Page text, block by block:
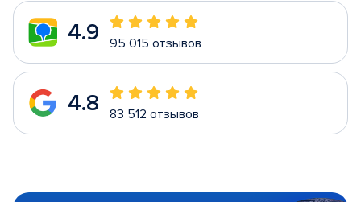
4.9 95 015 отзывов
4.8 83 512 отзывов